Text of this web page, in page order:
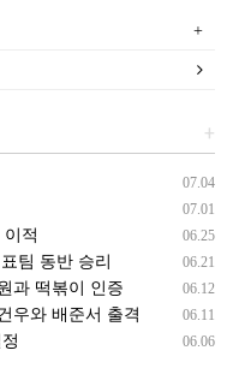
+
07.04
07.01
06.25
적
06.21
팀 동반 승리
06.12
과 떡볶이 인증
06.11
우와 배준서 출격
06.06